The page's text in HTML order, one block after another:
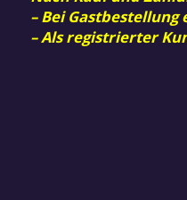
– Bei
– Als registrierter